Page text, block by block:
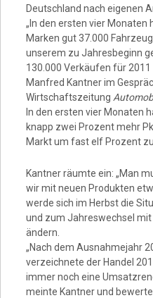
Deutschland nach eigenen
„In den ersten vier Monaten
Marken gut 37.000
unserem zu Jahresbeginn
130.000 Verkäufen für
Manfred Kantner im
Wirtschaftszeitung
In den ersten vier Monaten
knapp zwei Prozent mehr
Markt um fast elf Prozent
Kantner räumte ein: „Man
wir mit neuen Produkten
werde sich im Herbst die
und zum Jahreswechsel
ändern.
„Nach dem Ausnahmejahr
verzeichnete der Handel
immer noch eine
meinte Kantner und